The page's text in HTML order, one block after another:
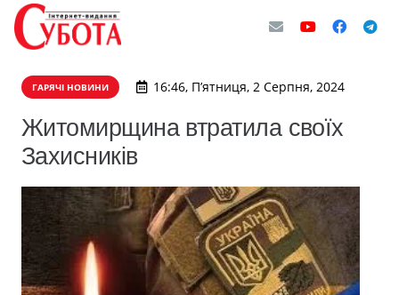
ГАРЯЧІ НОВИНИ 16:46, П’ятниця, 2 Серпня, 2024
Житомирщина втратила своїх
Захисників